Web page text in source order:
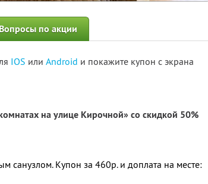
Вопросы по акции
IOS или Android и покажите купон с экрана
на улице Кирочной» со скидкой 50%
санузлом. Купон за 460р. и доплата на месте: